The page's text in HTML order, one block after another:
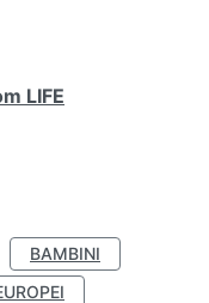
LIFE
BAMBINI